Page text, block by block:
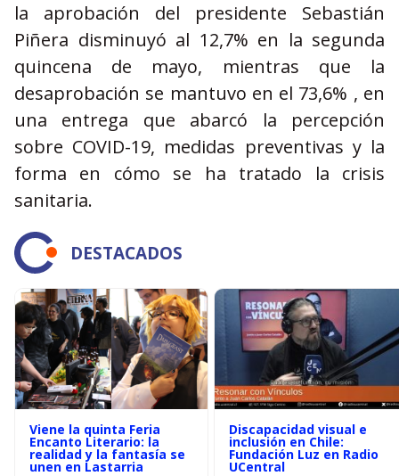
la aprobación del presidente Sebastián
Piñera disminuyó al 12,7% en la segunda
quincena de mayo, mientras que la
desaprobación se mantuvo en el 73,6% , en
una entrega que abarcó la percepción
sobre COVID-19, medidas preventivas y la
forma en cómo se ha tratado la crisis
sanitaria.
DESTACADOS
Viene la quinta Feria
Encanto Literario: la
realidad y la fantasía se
unen en Lastarria
Discapacidad visual e
inclusión en Chile:
Fundación Luz en Radio
UCentral